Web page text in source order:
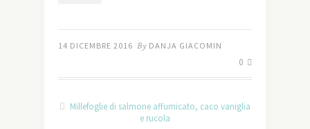
14 DICEMBRE 2016 By DANJA GIACOMIN
0
Millefoglie di salmone affumicato, caco vaniglia
e rucola